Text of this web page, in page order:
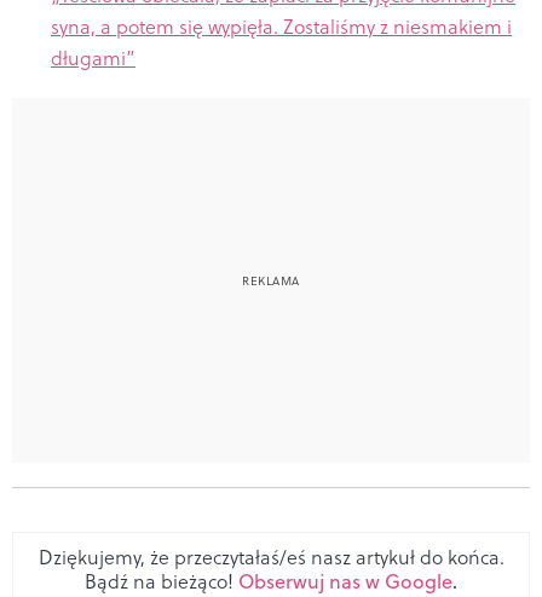
syna, a potem się wypięła. Zostaliśmy z niesmakiem i
długami”
Dziękujemy, że przeczytałaś/eś nasz artykuł do końca.
Bądź na bieżąco! Obserwuj nas w Google.